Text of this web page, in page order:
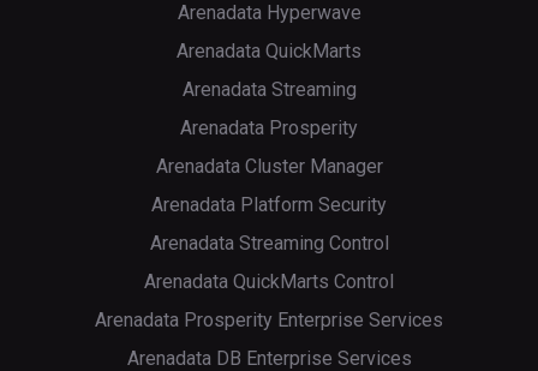
Arenadata Hyperwave
Arenadata QuickMarts
Arenadata Streaming
Arenadata Prosperity
Arenadata Cluster Manager
Arenadata Platform Security
Arenadata Streaming Control
Arenadata QuickMarts Control
Arenadata Prosperity Enterprise Services
Arenadata DB Enterprise Services